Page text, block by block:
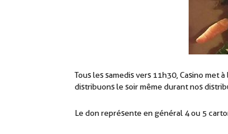
Tous les samedis vers 11h30, Casino met
distribuons le soir même durant nos
Le don représente en général 4 ou 5